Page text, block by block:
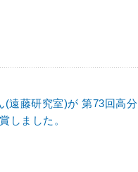
(遠藤研究室)が 第73回高分
しました。